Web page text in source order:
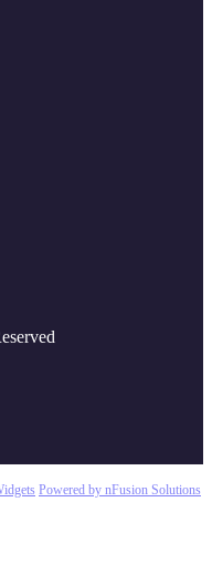
Powered by nFusion Solutions